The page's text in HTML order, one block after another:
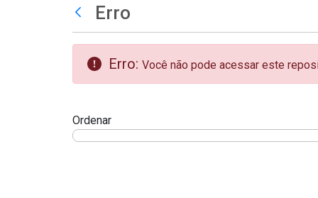
Pular para o Conteúdo principal
teste descricao
Erro
Erro: Você não pode acessar este
Ordenar